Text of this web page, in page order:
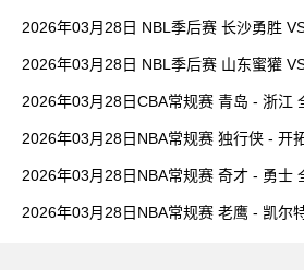
2026年03月28日 NBL季后赛 长沙勇胜
2026年03月28日 NBL季后赛 山东蜜獾
2026年03月28日CBA常规赛 青岛 - 浙江
2026年03月28日NBA常规赛 独行侠 - 开
2026年03月28日NBA常规赛 奇才 - 勇士
2026年03月28日NBA常规赛 老鹰 - 凯尔